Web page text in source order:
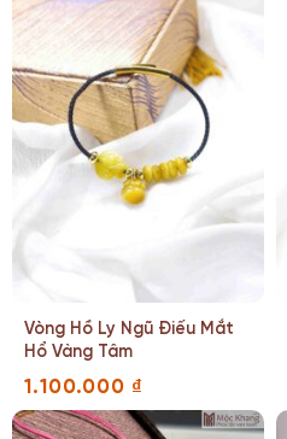
Vòng Hồ Ly Ngũ Điếu Mắt
Hổ Vàng Tâm
1.100.000 ₫